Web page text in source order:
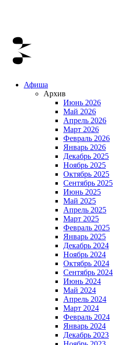
Афиша
Архив
Июнь 2026
Май 2026
Апрель 2026
Март 2026
Февраль 2026
Январь 2026
Декабрь 2025
Ноябрь 2025
Октябрь 2025
Сентябрь 2025
Июнь 2025
Май 2025
Апрель 2025
Март 2025
Февраль 2025
Январь 2025
Декабрь 2024
Ноябрь 2024
Октябрь 2024
Сентябрь 2024
Июнь 2024
Май 2024
Апрель 2024
Март 2024
Февраль 2024
Январь 2024
Декабрь 2023